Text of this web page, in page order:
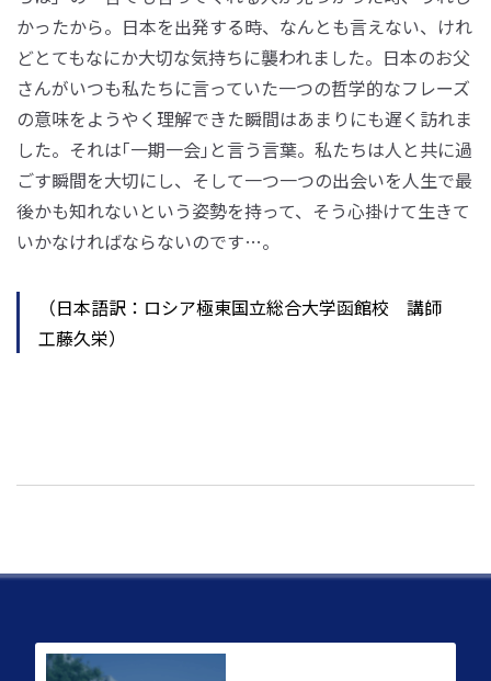
かったから。日本を出発する時、なんとも言えない、けれ
どとてもなにか大切な気持ちに襲われました。日本のお父
さんがいつも私たちに言っていた一つの哲学的なフレーズ
の意味をようやく理解できた瞬間はあまりにも遅く訪れま
した。それは｢一期一会｣と言う言葉。私たちは人と共に過
ごす瞬間を大切にし、そして一つ一つの出会いを人生で最
後かも知れないという姿勢を持って、そう心掛けて生きて
いかなければならないのです…。
（日本語訳：ロシア極東国立総合大学函館校 講師
工藤久栄）